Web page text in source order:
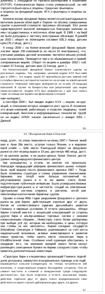
динилась с площадкой по торговле фьючерсами и опционами
(FUTOP). Копенгагенская биржа стала универсальной, на ней
торгуются фьючерсы и опционы. Среди них фьючерсы
и опционы на фондовый индекс KFX и фьючерсы и опционы на
акции.
Копенгагенская фондовая биржа является шестым/седьмым по
величине рынком облигаций в Европе по объему совершаемых
сделок и рыночной стоимости торгуемых облигаций. Этот рынок
характеризуется высокой ликвидностью благодаря наличию на
нем государственных и ипотечных облигаций. В 1989 г. на бир8
же были допущены к листингу иностранные облигации. В декаб8
ре 2002 г. оборот по облигациям составил 635,3 млрд. датских
крон (76,2 млрд. долл.).
К концу 2000 г. на Копенгагенской фондовой бирже прошли
листинг акции 235 компаний (в их числе 10 иностранных), что,
учитывая размеры датской экономики, является весьма успеш8
ным показателем. Проводятся торги по обыкновенным и приви8
легированным акциям. Оборот по акциям в декабре 2002 г. со8
ставил 27,5 млрд. датских крон (3,3 млрд. долл.).
На Копенгагенской фондовой бирже заключаются сделки на
различные индексы. Так, например, ценовой индекс KFX был вве8
ден в 1989 г., это индекс акций 20 крупнейших датских компа8 ний
(«голубых фишек»), который исчисляется на основе их взве8 шенной
стоимости. Компании ежегодно выбираются из списка 25 ведущих
компаний. В случае их банкротства или реорганиза8 ции индекс
пересчитывается. Индекс KFX был разработан с це8 лью начать
торги по новым инструментам (фьючерсам и опцио8
нам на индекс).
В сентябре 2000 г. был введен индекс KVX — индекс на курс
акций, в отношении которых ожидается рост курса. В основном
это акции компаний, работающих в отраслях медицины, теле8
коммуникаций, биологии и информационных технологий. Сдел8
ки на индекс KFMX начали заключаться с января 2001 г.
Данный
55
3.2. Объединение бирж в Гонконге
млрд. долл., по этому показателю на конец 1997 г. Гонконг зани8
мал в Азии 28е место, уступая только Японии, а в мировом
мас8 штабе — 118е место. Ежегодный оборот на фондовом
рынке за этот период вырос в 19 раз, достигнув 485 млрд. долл.
И на срочном рынке, и на рынке ценных бумаг Гонконг достиг
уровня международного финансового центра.
Как указывалось в отчете, во многом это произошло
благодаря предыдущей реформе финансового рынка, которая
была про8 ведена после финансового кризиса 1987 г. Тогда
были изменены структура и схема управления гонконгскими
биржами, они полу8 чили больше полномочий по
регулированию рынка и в то же время стали более
подотчетными публичным интересам. Была усовершенствована
инфраструктура рынка и, в частности, созда8 на электронная
Центральная система клиринга и расчетов, кото8 рая
обеспечивала исполнение биржевых сделок.
Однако в конце 908х годов разделение фондового и срочного
рынка на две биржи, действующие отдельно друг от друга,
более не соответствовало задачам дальнейшего развития
Гонконга и мировым условиям. В отчете указывалось: «Везде
биржи сталки8 ваются с возросшей конкуренцией со стороны
других бирж и альтернативных торговых систем с низкими
комиссионными сборами... Инвесторы стали более разборчивы
при выборе ус8 луг, которые им необходимы, и цены, которую
они готовы за них заплатить». Биржи соседних государств
(Малайзии, Сингапура и Тайваня), укрепившиеся за счет роста
национальной экономики, активно инвестировали в развитие
новых проектов, чтобы занять место гонконгских бирж в
Юго8Восточной Азии. Особенно кон8 куренция обострилась в
ожидании того, что компании матери8 кового Китая начнут
размещать свои ценные бумаги на биржах соседних стран, чтобы
привлечь дополнительные инвестиции.
«Структура бирж и клиринговых организаций Гонконга подхо8
дила для рынка, замкнутого в национальных границах и не под8
вергавшегося сильной конкуренции, но теперь потребности из8
менились, и существующая модель безнадежно устарела. Она не
сможет выстоять в сложной и конкурентной среде следующего
десятилетия». Как было отмечено в отчете, гонконгские биржи,
действуя отдельно друг от друга, плохо координировали свои
действия и в одних случаях дублировали друг друга, а в других,
57